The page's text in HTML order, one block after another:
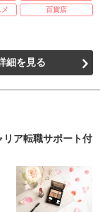
百貨店
細を見る
ア転職サポート付